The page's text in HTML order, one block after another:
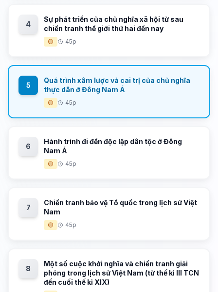
4
Sự phát triển của chủ nghĩa xã hội từ sau
chiến tranh thế giới thứ hai đến nay
🟡 45p
5
Quá trình xâm lược và cai trị của chủ nghĩa
thực dân ở Đông Nam Á
🟡 45p
6
Hành trình đi đến độc lập dân tộc ở Đông
Nam Á
🟡 45p
7
Chiến tranh bảo vệ Tổ quốc trong lịch sử Việt
Nam
🟡 45p
8
Một số cuộc khởi nghĩa và chiến tranh giải
phóng trong lịch sử Việt Nam (từ thế kỉ III TCN
đến cuối thế kỉ XIX)